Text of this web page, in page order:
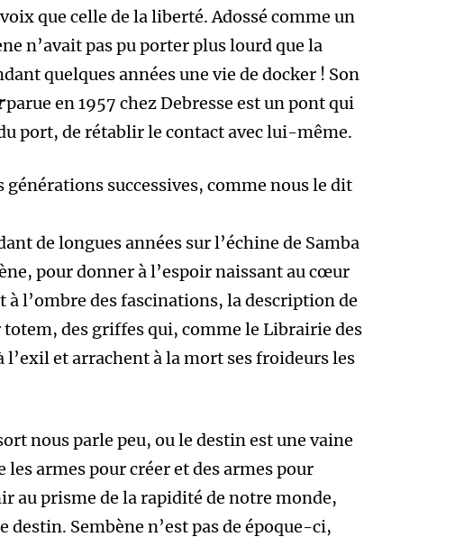
que celle de la liberté. Adossé comme un
n’avait pas pu porter plus lourd que la
quelques années une vie de docker ! Son
parue en 1957 chez Debresse est un pont qui
port, de rétablir le contact avec lui-même.
successives, comme nous le dit
de longues années sur l’échine de Samba
pour donner à l’espoir naissant au cœur
à l’ombre des fascinations, la description de
des griffes qui, comme le Librairie des
et arrachent à la mort ses froideurs les
nous parle peu, ou le destin est une vaine
armes pour créer et des armes pour
au prisme de la rapidité de notre monde,
Sembène n’est pas de époque-ci,